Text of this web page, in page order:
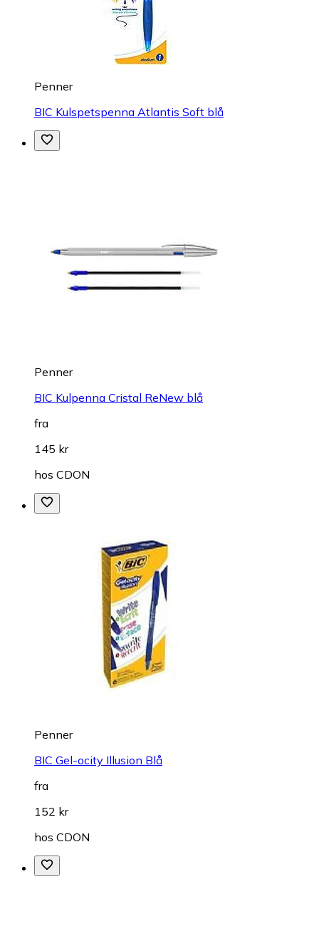
Penner
BIC Kulspetspenna Atlantis Soft blå
Penner
BIC Kulpenna Cristal ReNew blå
fra
145 kr
hos CDON
Penner
BIC Gel-ocity Illusion Blå
fra
152 kr
hos CDON